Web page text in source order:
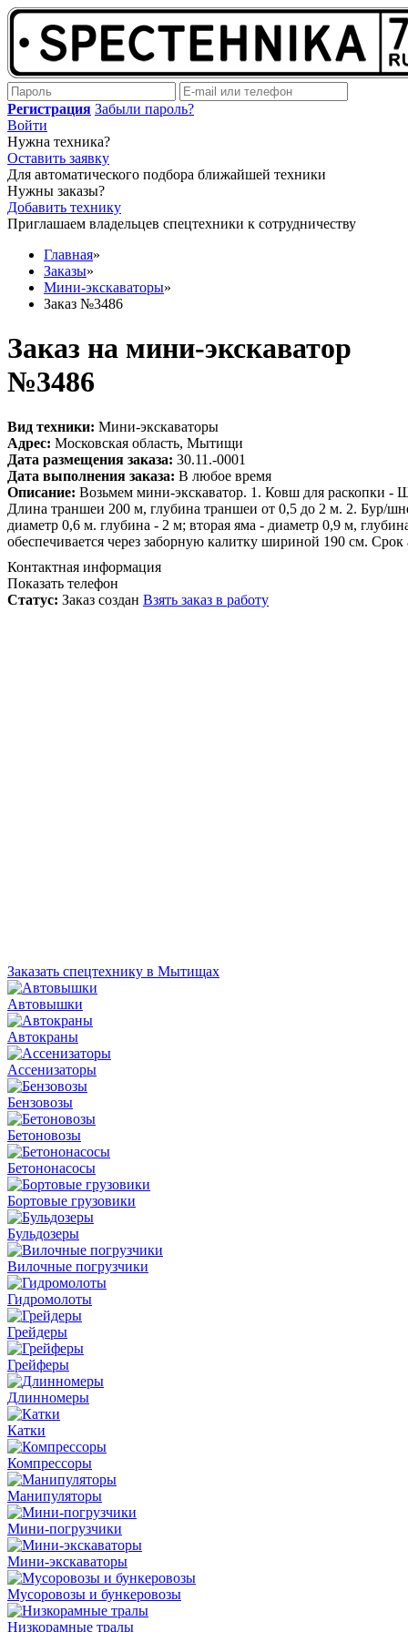
Регистрация Забыли пароль?
Войти
Нужна техника?
Оставить заявку
Для автоматического подбора ближайшей техники
Нужны заказы?
Добавить технику
Приглашаем владельцев спецтехники к сотрудничеству
Главная»
Заказы»
Мини-экскаваторы»
Заказ №3486
Заказ на мини-экскаватор
№3486
Вид техники: Мини-экскаваторы
Адрес: Московская область, Мытищи
Дата размещения заказа: 30.11.-0001
Дата выполнения заказа: В любое время
Описание: Возьмем мини-экскаватор. 1. Ковш для раскопки -
Длина траншеи 200 м, глубина траншеи от 0,5 до 2 м. 2. Бур/
диаметр 0,6 м. глубина - 2 м; вторая яма - диаметр 0,9 м,
обеспечивается через заборную калитку шириной 190 см.
Контактная информация
Показать телефон
Статус: Заказ создан Взять заказ в работу
Заказать спецтехнику в Мытищах
Автовышки
Автокраны
Ассенизаторы
Бензовозы
Бетоновозы
Бетононасосы
Бортовые грузовики
Бульдозеры
Вилочные погрузчики
Гидромолоты
Грейдеры
Грейферы
Длинномеры
Катки
Компрессоры
Манипуляторы
Мини-погрузчики
Мини-экскаваторы
Мусоровозы и бункеровозы
Низкорамные тралы